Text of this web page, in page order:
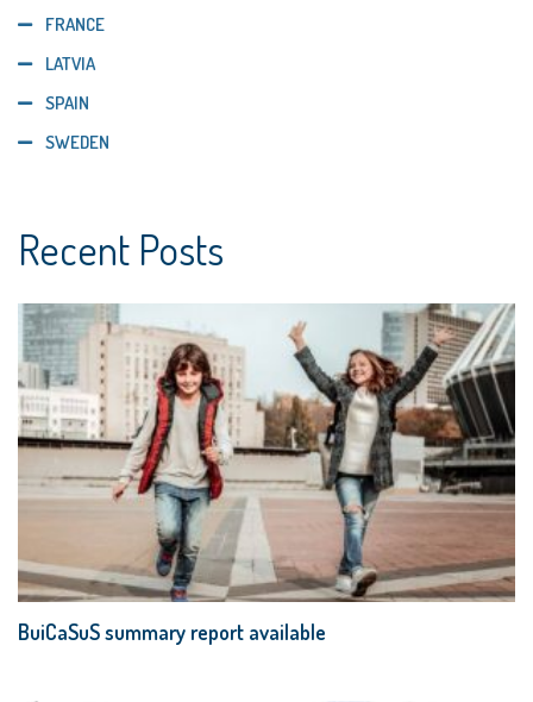
FRANCE
LATVIA
SPAIN
SWEDEN
Recent Posts
BuiCaSuS summary report available